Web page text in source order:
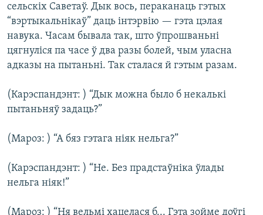
сельскіх Саветаў. Дык вось, пераканаць гэтых
“вэртыкальнікаў” даць інтэрвію — гэта цэлая
навука. Часам бывала так, што ўпрошваньні
цягнуліся па часе ў два разы болей, чым уласна
адказы на пытаньні. Так сталася й гэтым разам.
(Карэспандэнт: ) “Дык можна было б некалькі
пытаньняў задаць?”
(Мароз: ) “А бяз гэтага ніяк нельга?”
(Карэспандэнт: ) “Не. Без прадстаўніка ўлады
нельга ніяк!”
(Мароз: ) “Ня вельмі хацелася б... Гэта зойме доўгі